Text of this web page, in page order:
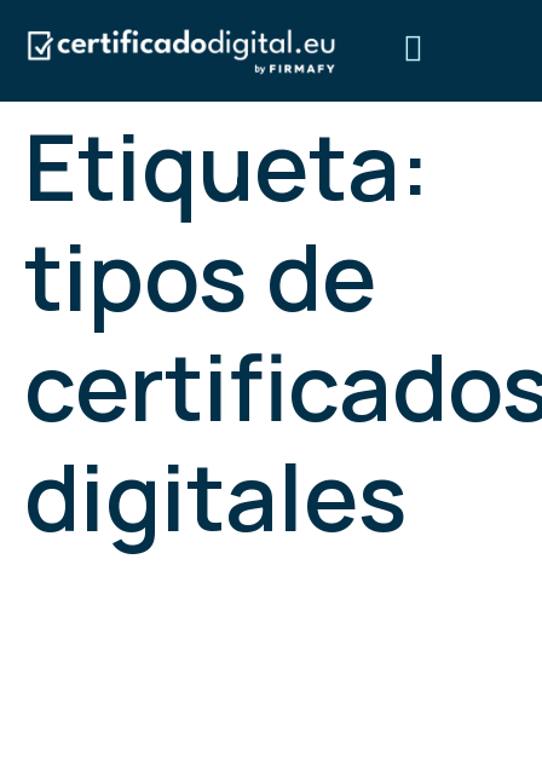
Etiqueta:
tipos de
digitales